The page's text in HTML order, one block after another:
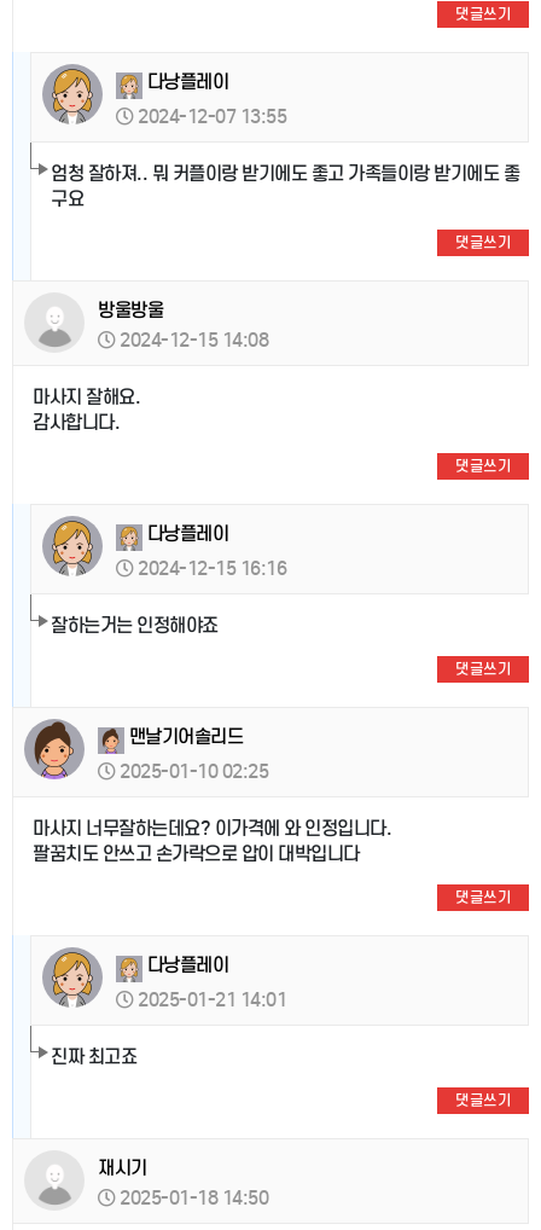
댓글쓰기
다낭플레이
2024-12-07 13:55
엄청 잘하져.. 뭐 커플이랑 받기에도 좋고 가족들이랑 받기에도 좋
구요
댓글쓰기
방울방울
2024-12-15 14:08
마사지 잘해요.
감사합니다.
댓글쓰기
다낭플레이
2024-12-15 16:16
잘하는거는 인정해야죠
댓글쓰기
맨날기어솔리드
2025-01-10 02:25
마사지 너무잘하는데요? 이가격에 와 인정입니다.
팔꿈치도 안쓰고 손가락으로 압이 대박입니다
댓글쓰기
다낭플레이
2025-01-21 14:01
진짜 최고죠
댓글쓰기
재시기
2025-01-18 14:50